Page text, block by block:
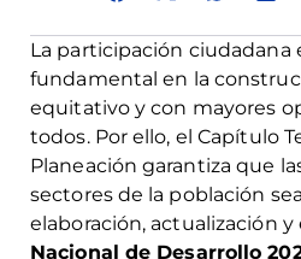
La participación ciudadana
fundamental en la
equitativo y con mayores
todos. Por ello, el Capítulo
Planeación garantiza que
sectores de la población
elaboración, actualización
Nacional de Desarrollo